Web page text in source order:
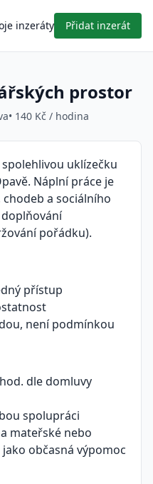
inzeráty Přidat inzerát
prostor
• 140 Kč / hodina
uklízečku
Náplní práce je
a sociálního
doplňování
pořádku).
přístup
není podmínkou
dle domluvy
spolupráci
mateřské nebo
občasná výpomoc